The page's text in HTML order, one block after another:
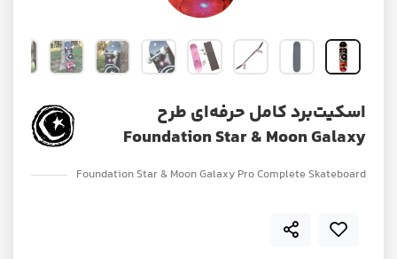
اسکیت‌برد کامل حرفه‌ای طرح
Foundation Star & Moon Galaxy
Foundation Star & Moon Galaxy Pro Complete Skateboard